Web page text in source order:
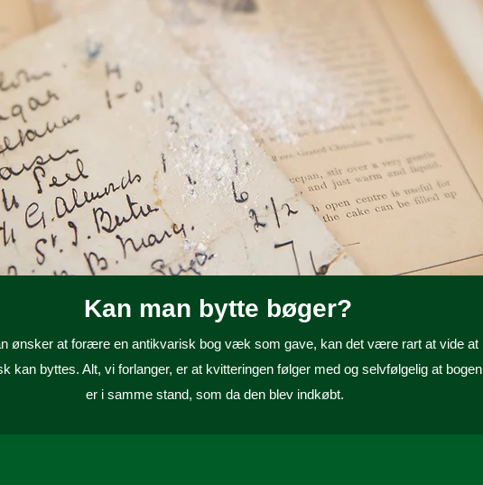
Kan man bytte bøger?
ønsker at forære en antikvarisk bog væk som gave, kan det være rart at vide at
kan byttes. Alt, vi forlanger, er at kvitteringen følger med og selvfølgelig at bogen
er i samme stand, som da den blev indkøbt.